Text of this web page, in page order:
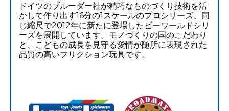
ドイツのブルーダー社が精巧なものづくり技術を活
かして作り出す16分の1スケールのプロシリーズ、同
じ縮尺で2012年に新たに登場したビーワールドシリ
ーズを展開しています。モノづくりの国のこだわり
と、こどもの成長を見守る愛情が随所に表現された
品質の高いフリクション玩具です。